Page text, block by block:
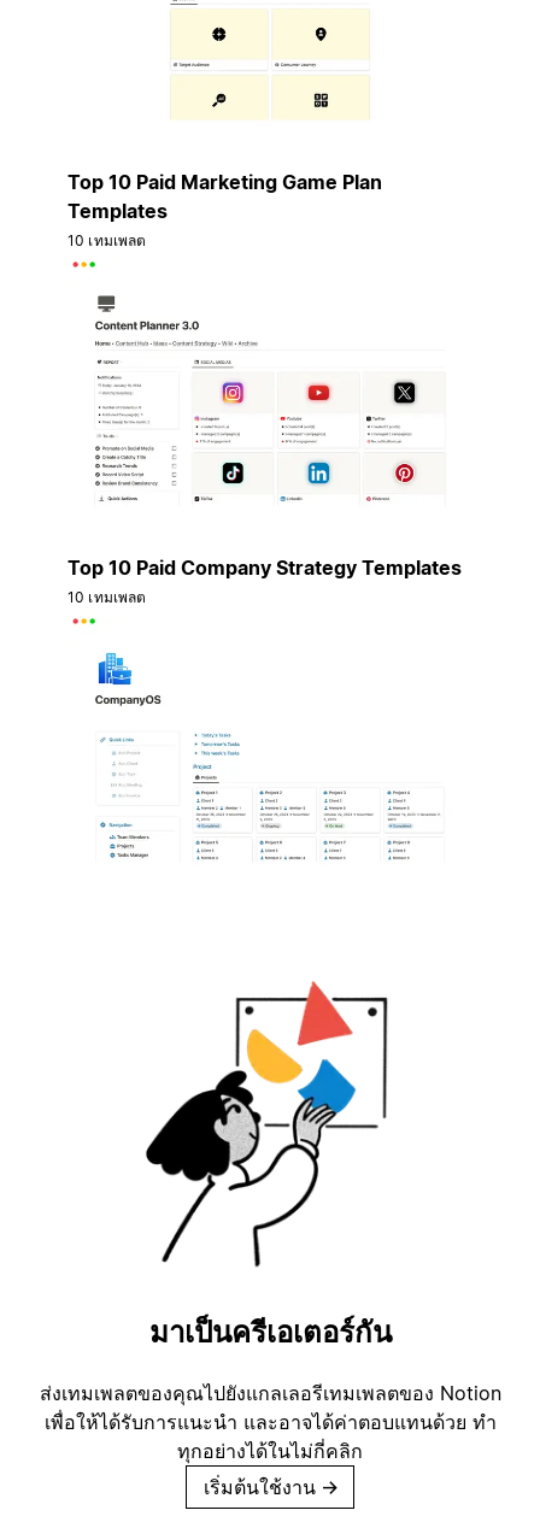
Top 10 Paid Marketing Game Plan
Templates
10 เทมเพลต
Top 10 Paid Company Strategy Templates
10 เทมเพลต
มาเป็นครีเอเตอร์กัน
ส่งเทมเพลตของคุณไปยังแกลเลอรีเทมเพลตของ Notion
เพื่อให้ได้รับการแนะนำ และอาจได้ค่าตอบแทนด้วย ทำ
ทุกอย่างได้ในไม่กี่คลิก
เริ่มต้นใช้งาน →